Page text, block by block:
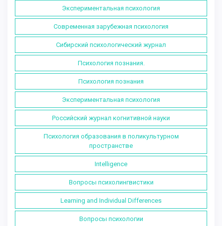
Экспериментальная психология
Современная зарубежная психология
Сибирский психологический журнал
Психология познания.
Психология познания
Экспериментальная психология
Российский журнал когнитивной науки
Психология образования в поликультурном
пространстве
Intelligence
Вопросы психолингвистики
Learning and Individual Differences
Вопросы психологии